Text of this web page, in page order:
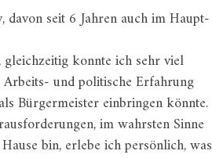
seit 6 Jahren auch im Haupt-
konnte ich sehr viel
und politische Erfahrung
Bürgermeister einbringen könnte.
im wahrsten Sinne
bin, erlebe ich persönlich, was